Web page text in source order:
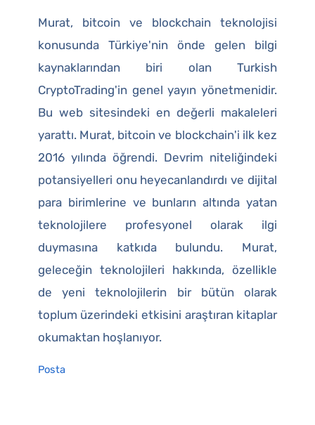
Murat, bitcoin ve blockchain teknolojisi
konusunda Türkiye'nin önde gelen bilgi
kaynaklarından biri olan Turkish
CryptoTrading'in genel yayın yönetmenidir.
Bu web sitesindeki en değerli makaleleri
yarattı. Murat, bitcoin ve blockchain'i ilk kez
2016 yılında öğrendi. Devrim niteliğindeki
potansiyelleri onu heyecanlandırdı ve dijital
para birimlerine ve bunların altında yatan
teknolojilere profesyonel olarak ilgi
duymasına katkıda bulundu. Murat,
geleceğin teknolojileri hakkında, özellikle
de yeni teknolojilerin bir bütün olarak
toplum üzerindeki etkisini araştıran kitaplar
okumaktan hoşlanıyor.
Posta